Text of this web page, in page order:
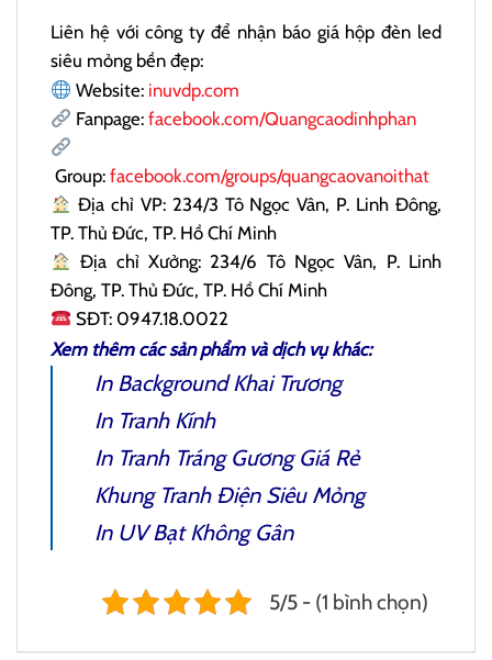
Liên hệ với công ty để nhận báo giá hộp đèn led
siêu mỏng bền đẹp:
Website: inuvdp.com
Fanpage: facebook.com/Quangcaodinhphan
Group: facebook.com/groups/quangcaovanoithat
Địa chỉ VP: 234/3 Tô Ngọc Vân, P. Linh Đông,
TP. Thủ Đức, TP. Hồ Chí Minh
Địa chỉ Xưởng: 234/6 Tô Ngọc Vân, P. Linh
Đông, TP. Thủ Đức, TP. Hồ Chí Minh
SĐT: 0947.18.0022
Xem thêm các sản phẩm và dịch vụ khác:
In Background Khai Trương
In Tranh Kính
In Tranh Tráng GươngGiá Rẻ
Khung Tranh ĐiệnSiêu Mỏng
In UV Bạt Không Gân
5/5 - (1 bình chọn)